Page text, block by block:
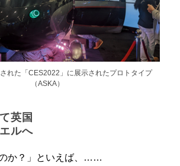
れた「CES2022」に展示されたプロトタイプ
（ASKA）
英国
ルへ
か？」といえば、……